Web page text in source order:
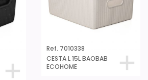
Ref. 7010338
CESTA L 15L BAOBAB
ECOHOME